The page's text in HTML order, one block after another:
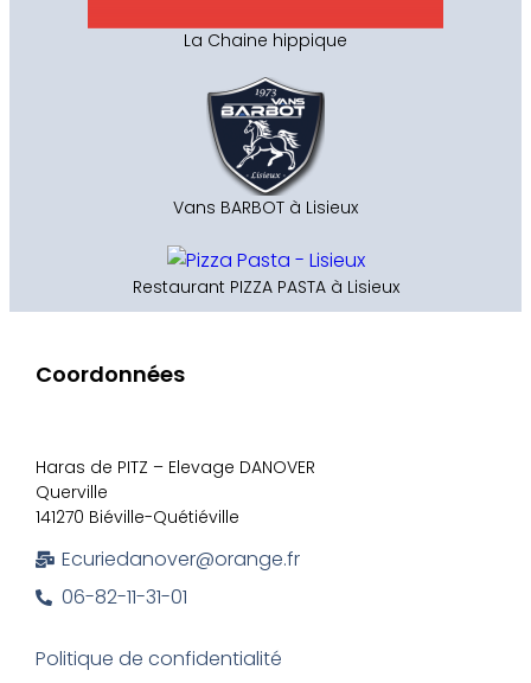
La Chaine hippique
Vans BARBOT à Lisieux
Restaurant PIZZA PASTA à Lisieux
Coordonnées
Haras de PITZ – Elevage DANOVER
Querville
141270 Biéville-Quétiéville
Ecuriedanover@orange.fr
06-82-11-31-01
Politique de confidentialité